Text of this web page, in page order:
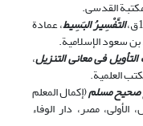
القدسی.
التَّفْسِیرُ البَسِیط، عمادة
بن سعود الإسلامیة.
فی معانی التنزیل،
العلمیة.
مسلم(إکمال المعلم
مصر، دار الوفاء